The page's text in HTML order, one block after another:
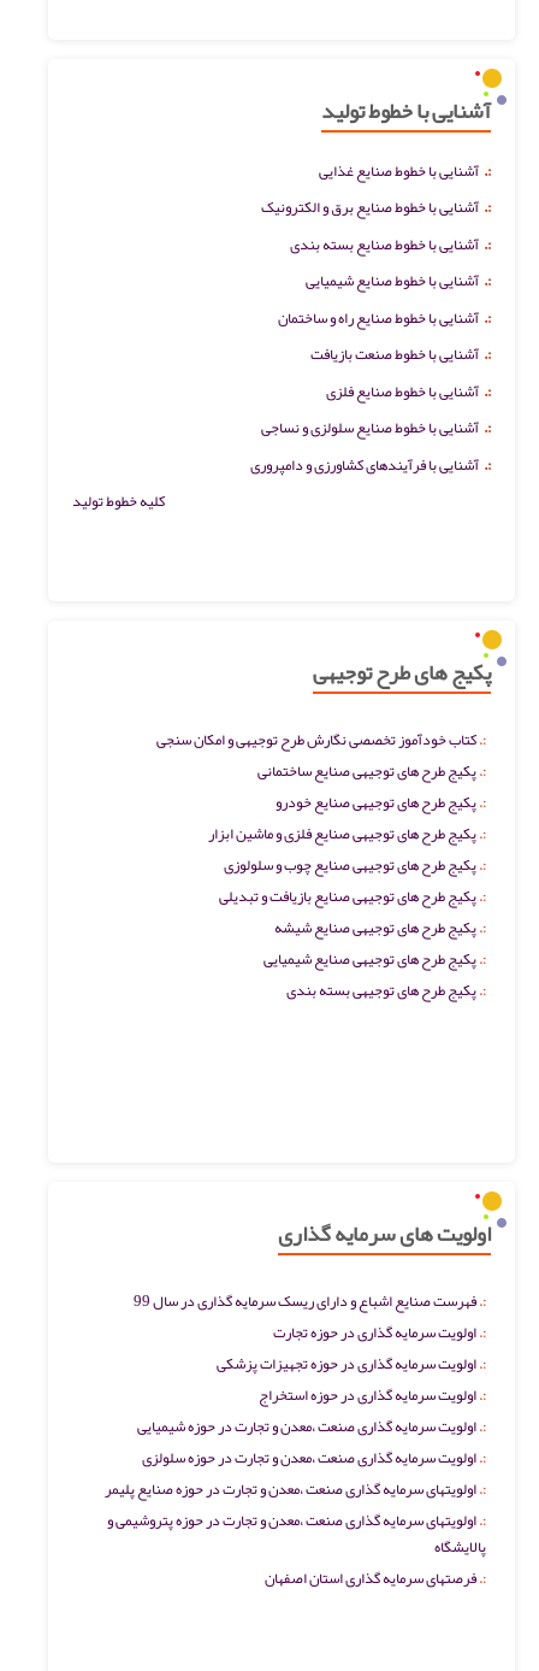
آشنایی با خطوط تولید
:. آشنایی با خطوط صنایع غذایی
:. آشنایی با خطوط صنایع برق و الکترونیک
:. آشنایی با خطوط صنایع بسته بندی
:. آشنایی با خطوط صنایع شیمیایی
:. آشنایی با خطوط صنایع راه و ساختمان
:. آشنایی با خطوط صنعت بازیافت
:. آشنایی با خطوط صنایع فلزی
:. آشنایی با خطوط صنایع سلولزی و نساجی
:. آشنایی با فرآیندهای کشاورزی و دامپروری
کلیه خطوط تولید
پکیج های طرح توجیهی
کتاب خودآموز تخصصی نگارش طرح توجیهی و امکان سنجی
پکیج طرح های توجیهی صنایع ساختمانی
پکیج طرح های توجیهی صنایع خودرو
پکیج طرح های توجیهی صنایع فلزی و ماشین ابزار
پکیج طرح های توجیهی صنایع چوب و سلولوزی
پکیج طرح های توجیهی صنایع بازیافت و تبدیلی
پکیج طرح های توجیهی صنایع شیشه
پکیج طرح های توجیهی صنایع شیمیایی
پکیج طرح های توجیهی بسته بندی
اولویت های سرمایه گذاری
فهرست صنایع اشباع و دارای ریسک سرمایه گذاری در سال 99
اولویت سرمایه گذاری در حوزه تجارت
اولویت سرمایه گذاری در حوزه تجهیزات پزشکی
اولویت سرمایه گذاری در حوزه استخراج
اولویت سرمایه گذاری صنعت ،معدن و تجارت در حوزه شیمیایی
اولویت سرمایه گذاری صنعت ،معدن و تجارت در حوزه سلولزی
اولویتهای سرمایه گذاری صنعت ،معدن و تجارت در حوزه صنایع پلیمر
اولویتهای سرمایه گذاری صنعت ،معدن و تجارت در حوزه پتروشیمی و
پالایشگاه
فرصتهای سرمایه گذاری استان اصفهان